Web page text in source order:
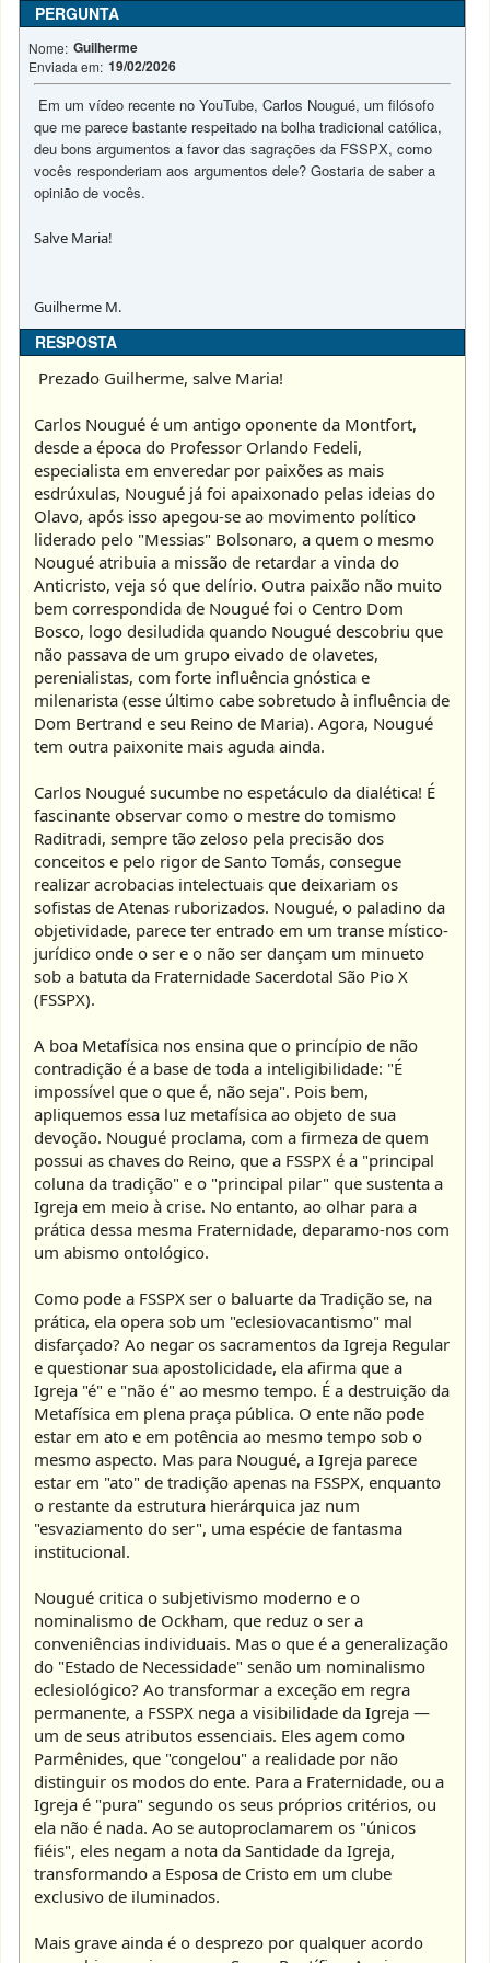
PERGUNTA
Nome: Guilherme
Enviada em: 19/02/2026
Em um vídeo recente no YouTube, Carlos Nougué, um filósofo
que me parece bastante respeitado na bolha tradicional católica,
deu bons argumentos a favor das sagraçōes da FSSPX, como
vocês responderiam aos argumentos dele? Gostaria de saber a
opinião de vocês.
Salve Maria!
Guilherme M.
RESPOSTA
Prezado Guilherme, salve Maria!
Carlos Nougué é um antigo oponente da Montfort,
desde a época do Professor Orlando Fedeli,
especialista em enveredar por paixões as mais
esdrúxulas, Nougué já foi apaixonado pelas ideias do
Olavo, após isso apegou-se ao movimento político
liderado pelo "Messias" Bolsonaro, a quem o mesmo
Nougué atribuia a missão de retardar a vinda do
Anticristo, veja só que delírio. Outra paixão não muito
bem correspondida de Nougué foi o Centro Dom
Bosco, logo desiludida quando Nougué descobriu que
não passava de um grupo eivado de olavetes,
perenialistas, com forte influência gnóstica e
milenarista (esse último cabe sobretudo à influência de
Dom Bertrand e seu Reino de Maria). Agora, Nougué
tem outra paixonite mais aguda ainda.
Carlos Nougué sucumbe no espetáculo da dialética! É
fascinante observar como o mestre do tomismo
Raditradi, sempre tão zeloso pela precisão dos
conceitos e pelo rigor de Santo Tomás, consegue
realizar acrobacias intelectuais que deixariam os
sofistas de Atenas ruborizados. Nougué, o paladino da
objetividade, parece ter entrado em um transe místico-
jurídico onde o ser e o não ser dançam um minueto
sob a batuta da Fraternidade Sacerdotal São Pio X
(FSSPX).
A boa Metafísica nos ensina que o princípio de não
contradição é a base de toda a inteligibilidade: "É
impossível que o que é, não seja". Pois bem,
apliquemos essa luz metafísica ao objeto de sua
devoção. Nougué proclama, com a firmeza de quem
possui as chaves do Reino, que a FSSPX é a "principal
coluna da tradição" e o "principal pilar" que sustenta a
Igreja em meio à crise. No entanto, ao olhar para a
prática dessa mesma Fraternidade, deparamo-nos com
um abismo ontológico.
Como pode a FSSPX ser o baluarte da Tradição se, na
prática, ela opera sob um "eclesiovacantismo" mal
disfarçado? Ao negar os sacramentos da Igreja Regular
e questionar sua apostolicidade, ela afirma que a
Igreja "é" e "não é" ao mesmo tempo. É a destruição da
Metafísica em plena praça pública. O ente não pode
estar em ato e em potência ao mesmo tempo sob o
mesmo aspecto. Mas para Nougué, a Igreja parece
estar em "ato" de tradição apenas na FSSPX, enquanto
o restante da estrutura hierárquica jaz num
"esvaziamento do ser", uma espécie de fantasma
institucional.
Nougué critica o subjetivismo moderno e o
nominalismo de Ockham, que reduz o ser a
conveniências individuais. Mas o que é a generalização
do "Estado de Necessidade" senão um nominalismo
eclesiológico? Ao transformar a exceção em regra
permanente, a FSSPX nega a visibilidade da Igreja —
um de seus atributos essenciais. Eles agem como
Parmênides, que "congelou" a realidade por não
distinguir os modos do ente. Para a Fraternidade, ou a
Igreja é "pura" segundo os seus próprios critérios, ou
ela não é nada. Ao se autoproclamarem os "únicos
fiéis", eles negam a nota da Santidade da Igreja,
transformando a Esposa de Cristo em um clube
exclusivo de iluminados.
Mais grave ainda é o desprezo por qualquer acordo